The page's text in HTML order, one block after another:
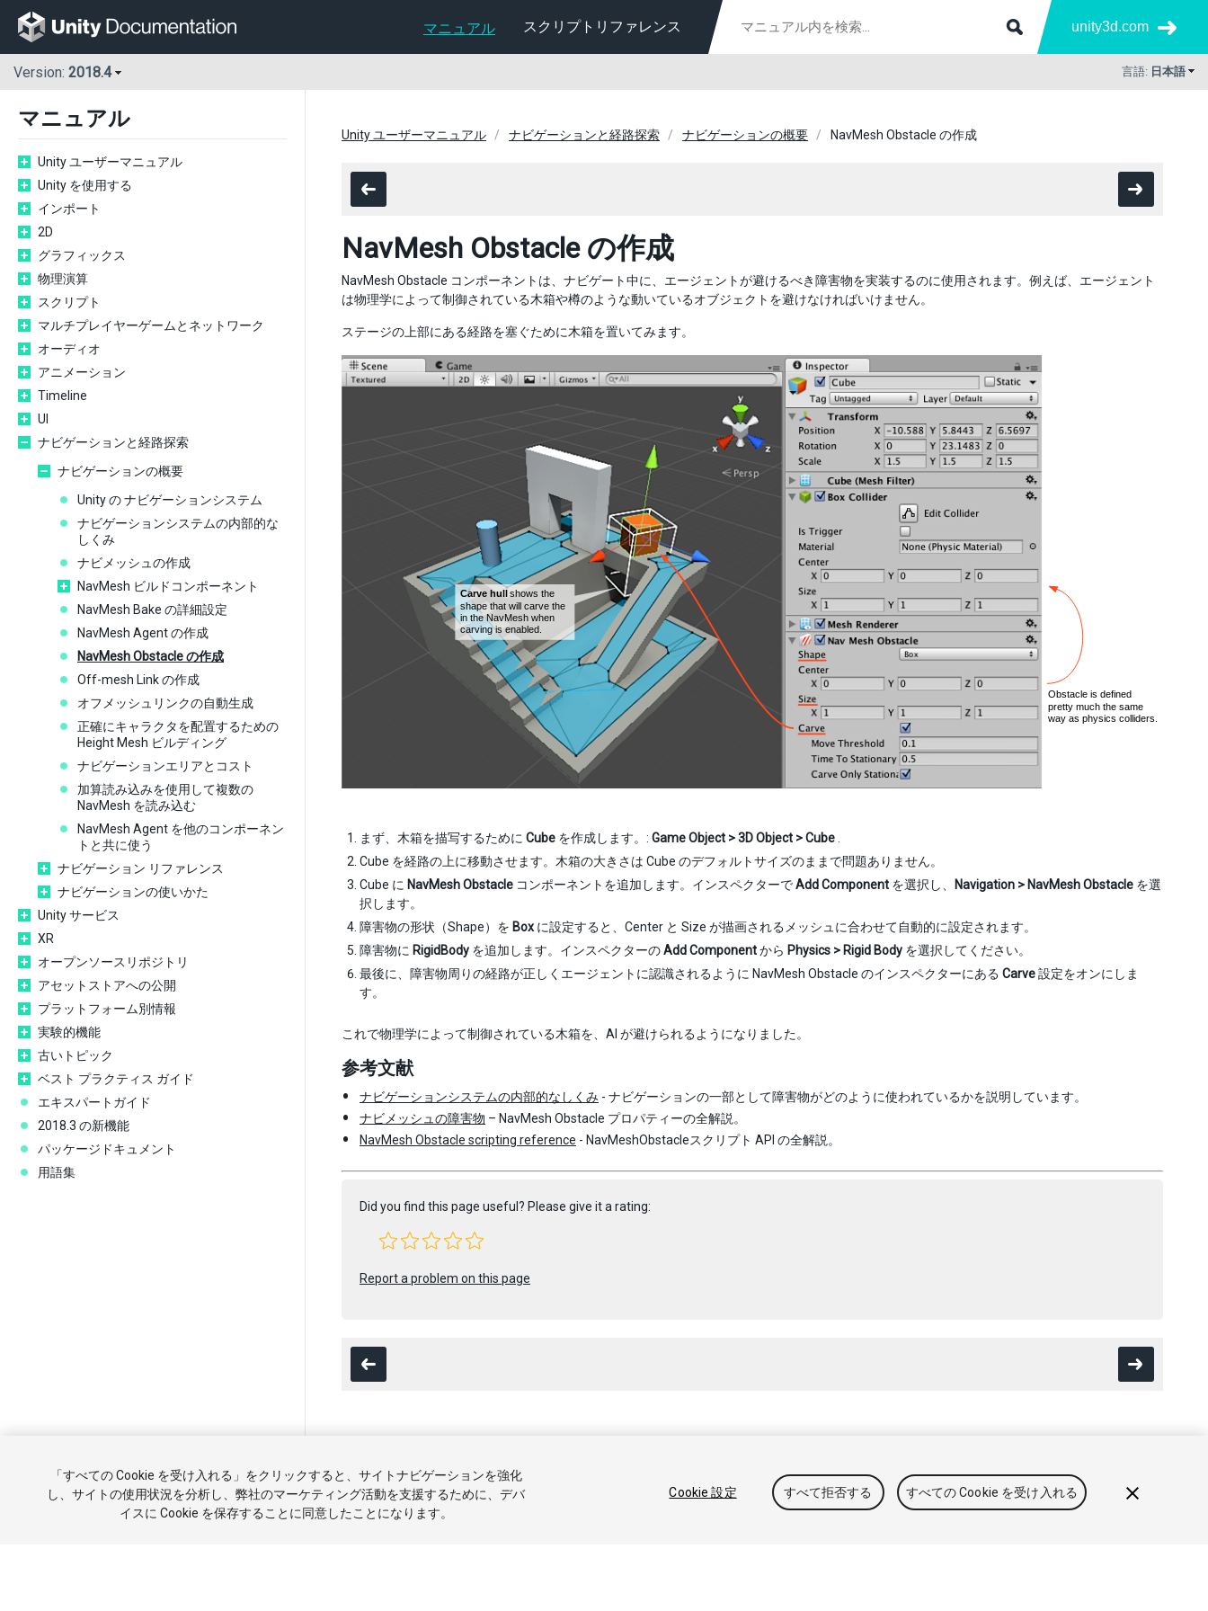
マニュアル スクリプトリファレンス unity3d.com
Version: 2018.4 言語: 日本語
マニュアル
Unity ユーザーマニュアル
Unity を使用する
インポート
2D
グラフィックス
物理演算
スクリプト
マルチプレイヤーゲームとネットワーク
オーディオ
アニメーション
Timeline
UI
ナビゲーションと経路探索
ナビゲーションの概要
Unity の ナビゲーションシステム
ナビゲーションシステムの内部的な
しくみ
ナビメッシュの作成
NavMesh ビルドコンポーネント
NavMesh Bake の詳細設定
NavMesh Agent の作成
NavMesh Obstacle の作成
Off-mesh Link の作成
オフメッシュリンクの自動生成
正確にキャラクタを配置するための
Height Mesh ビルディング
ナビゲーションエリアとコスト
加算読み込みを使用して複数の
NavMesh を読み込む
NavMesh Agent を他のコンポーネン
トと共に使う
ナビゲーション リファレンス
ナビゲーションの使いかた
Unity サービス
XR
オープンソースリポジトリ
アセットストアへの公開
プラットフォーム別情報
実験的機能
古いトピック
ベスト プラクティス ガイド
エキスパートガイド
2018.3 の新機能
パッケージドキュメント
用語集
Unity ユーザーマニュアル ナビゲーションと経路探索 ナビゲーションの概要 NavMesh Obstacle の作成
NavMesh Obstacle の作成
NavMesh Obstacle コンポーネントは、ナビゲート中に、エージェントが避けるべき障害物を実装するのに使用されます。例えば、エージェント
は物理学によって制御されている木箱や樽のような動いているオブジェクトを避けなければいけません。
ステージの上部にある経路を塞ぐために木箱を置いてみます。
まず、木箱を描写するために Cube を作成します。: Game Object > 3D Object > Cube
Cube を経路の上に移動させます。木箱の大きさは Cube のデフォルトサイズのままで問題ありません。
Cube に NavMesh Obstacle コンポーネントを追加します。インスペクターでAdd Component を選択し、 Navigation > NavMesh Obstacle を選
択します。
障害物の形状（Shape）を Box に設定すると、Center と Size が描画されるメッシュに合わせて自動的に設定されます。
障害物に RigidBody を追加します。インスペクターのAdd Componentから Physics > Rigid Body を選択してください。
最後に、障害物周りの経路が正しくエージェントに認識されるように NavMesh Obstacle のインスペクターにある Carve設定をオンにしま
す。
これで物理学によって制御されている木箱を、AI が避けられるようになりました。
参考文献
ナビゲーションシステムの内部的なしくみ - ナビゲーションの一部として障害物がどのように使われているかを説明しています。
ナビメッシュの障害物 – NavMesh Obstacle プロパティーの全解説。
NavMesh Obstacle scripting reference - NavMeshObstacleスクリプト API の全解説。
Did you find this page useful? Please give it a rating:
Report a problem on this page
チュートリアル Answers ナレッジベース アセットストア 商標と利用規約 法律関連 プライバシーポリシー クッキー 私の個人情
「すべての Cookie を受け入れる」をクリックすると、サイトナビゲーションを強化
し、サイトの使用状況を分析し、弊社のマーケティング活動を支援するために、デバ
イスに Cookie を保存することに同意したことになります。
Cookie 設定 すべて拒否する すべての Cookie を受け入れる